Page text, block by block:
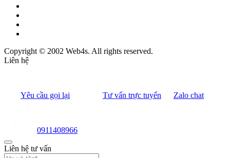
Copyright © 2002 Web4s. All rights reserved.
Liên hệ
Yêu cầu gọi lại Tư vấn trực tuyến Zalo chat
0911408966
Liên hệ tư vấn